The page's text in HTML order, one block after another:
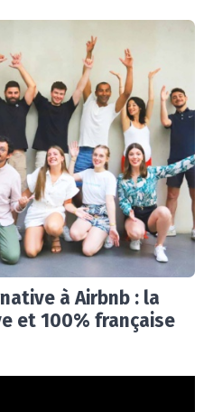
à Airbnb : la
et 100% française